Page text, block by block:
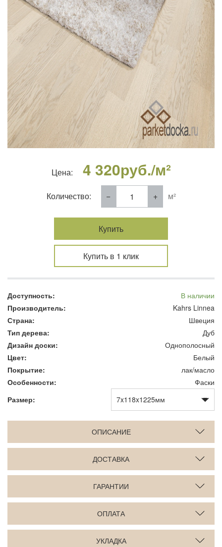
Цена: 4 320руб./м²
Количество: м²
Купить
Купить в 1 клик
Доступность:
В наличии
Производитель:
Kahrs Linnea
Страна:
Швеция
Тип дерева:
Дуб
Дизайн доски:
Однополосный
Цвет:
Белый
Покрытие:
лак/масло
Особенности:
Фаски
Размер:
ОПИСАНИЕ
ДОСТАВКА
ГАРАНТИИ
ОПЛАТА
УКЛАДКА